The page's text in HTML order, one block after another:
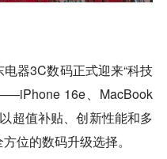
电器3C数码正式迎来“科技
16e、MacBook
超值补贴、创新性能和多
位的数码升级选择。